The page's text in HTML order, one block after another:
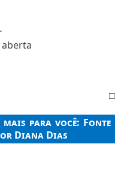
□
para você: Fonte
Diana Dias